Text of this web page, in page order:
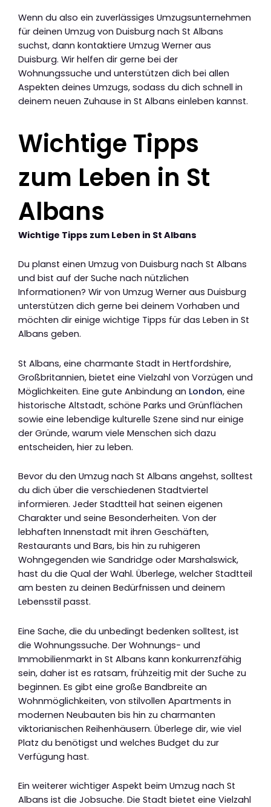
Wenn du also ein zuverlässiges Umzugsunternehmen
für deinen Umzug von Duisburg nach St Albans
suchst, dann kontaktiere Umzug Werner aus
Duisburg. Wir helfen dir gerne bei der
Wohnungssuche und unterstützen dich bei allen
Aspekten deines Umzugs, sodass du dich schnell in
deinem neuen Zuhause in St Albans einleben kannst.
Wichtige Tipps
zum Leben in St
Albans
Wichtige Tipps zum Leben in St Albans
Du planst einen Umzug von Duisburg nach St Albans
und bist auf der Suche nach nützlichen
Informationen? Wir von Umzug Werner aus Duisburg
unterstützen dich gerne bei deinem Vorhaben und
möchten dir einige wichtige Tipps für das Leben in St
Albans geben.
St Albans, eine charmante Stadt in Hertfordshire,
Großbritannien, bietet eine Vielzahl von Vorzügen und
Möglichkeiten. Eine gute Anbindung an London, eine
historische Altstadt, schöne Parks und Grünflächen
sowie eine lebendige kulturelle Szene sind nur einige
der Gründe, warum viele Menschen sich dazu
entscheiden, hier zu leben.
Bevor du den Umzug nach St Albans angehst, solltest
du dich über die verschiedenen Stadtviertel
informieren. Jeder Stadtteil hat seinen eigenen
Charakter und seine Besonderheiten. Von der
lebhaften Innenstadt mit ihren Geschäften,
Restaurants und Bars, bis hin zu ruhigeren
Wohngegenden wie Sandridge oder Marshalswick,
hast du die Qual der Wahl. Überlege, welcher Stadtteil
am besten zu deinen Bedürfnissen und deinem
Lebensstil passt.
Eine Sache, die du unbedingt bedenken solltest, ist
die Wohnungssuche. Der Wohnungs- und
Immobilienmarkt in St Albans kann konkurrenzfähig
sein, daher ist es ratsam, frühzeitig mit der Suche zu
beginnen. Es gibt eine große Bandbreite an
Wohnmöglichkeiten, von stilvollen Apartments in
modernen Neubauten bis hin zu charmanten
viktorianischen Reihenhäusern. Überlege dir, wie viel
Platz du benötigst und welches Budget du zur
Verfügung hast.
Ein weiterer wichtiger Aspekt beim Umzug nach St
Albans ist die Jobsuche. Die Stadt bietet eine Vielzahl